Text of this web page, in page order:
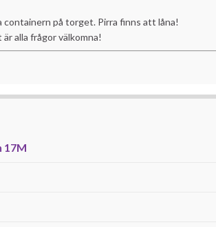
containern på torget. Pirra finns att låna!
är alla frågor välkomna!
17M